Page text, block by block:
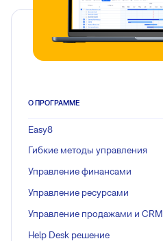
О ПРОГРАММЕ
Easy8
Гибкие методы управления
Управление финансами
Управление ресурсами
Управление продажами и CRM
Help Desk решение